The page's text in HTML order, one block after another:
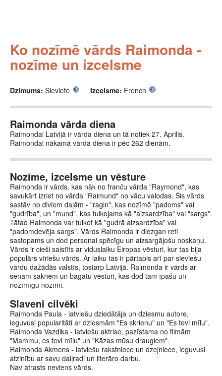
Ko nozīmē vārds Raimonda -
nozīme un izcelsme
Dzimums: Sieviete Izcelsme: French
Raimonda vārda diena
Raimondai Latvijā ir vārda diena un tā notiek 27. Aprilis.
Raimondai nākamā vārda diena ir pēc 262 dienām.
Nozīme, izcelsme un vēsture
Raimonda ir vārds, kas nāk no franču vārda "Raymond", kas
savukārt izriet no vārda "Raimund" no vācu valodas. Šis vārds
sastāv no diviem daļām - "ragin", kas nozīmē "padoms" vai
"gudrība", un "mund", kas tulkojams kā "aizsardzība" vai "sargs".
Tātad Raimonda var tulkot kā "gudrā aizsardzība" vai
"padomdevēja sargs". Vārds Raimonda ir diezgan reti
sastopams un dod personai spēcīgu un aizsargājošu noskaņu.
Vārds ir cieši saistīts ar viduslaiku Eiropas vēsturi, kur tas bija
populārs vīriešu vārds. Ar laiku tas ir pārtapis arī par sieviešu
vārdu dažādās valstīs, tostarp Latvijā. Raimonda ir vārds ar
senām saknēm un bagātu vēsturi, kas dod tam īpašu un
nozīmīgu nozīmi.
Slaveni cilvēki
Raimonda Paula - latviešu dziedātāja un dziesmu autore,
ieguvusi popularitāti ar dziesmām "Es skrienu" un "Es tevi mīlu".
Raimonda Vazdika - latviešu aktrise, pazīstama no filmām
"Mammu, es tevi mīlu" un "Kāzas mūsu draugiem".
Raimonda Akmens - latviešu rakstniece un dzejniece, ieguvusi
atzinību ar savu daiļradi un literāro darbu.
Nav atrasts neviens vārds.